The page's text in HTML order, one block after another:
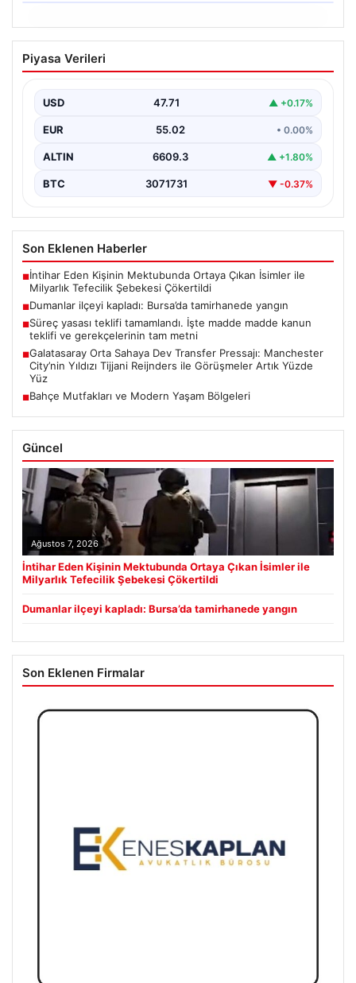
06.08.2026
Dumanlar ilçeyi kapladı: Bursa’da
tamirhanede yangın
Piyasa Verileri
USD 47.71 ▲ +0.17%
EUR 55.02 • 0.00%
ALTIN 6609.3 ▲ +1.80%
BTC 3071731 ▼ -0.37%
Son Eklenen Haberler
■İntihar Eden Kişinin Mektubunda Ortaya Çıkan İsimler ile
Milyarlık Tefecilik Şebekesi Çökertildi
■Dumanlar ilçeyi kapladı: Bursa’da tamirhanede yangın
■Süreç yasası teklifi tamamlandı. İşte madde madde kanun
teklifi ve gerekçelerinin tam metni
■Galatasaray Orta Sahaya Dev Transfer Pressajı: Manchester
City’nin Yıldızı Tijjani Reijnders ile Görüşmeler Artık Yüzde
Yüz
■Bahçe Mutfakları ve Modern Yaşam Bölgeleri
Güncel
Ağustos 7, 2026
İntihar Eden Kişinin Mektubunda Ortaya Çıkan İsimler ile
Milyarlık Tefecilik Şebekesi Çökertildi
Dumanlar ilçeyi kapladı: Bursa’da tamirhanede yangın
Son Eklenen Firmalar